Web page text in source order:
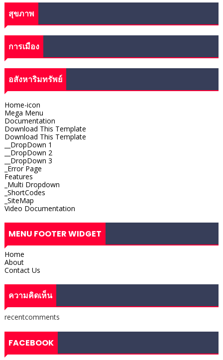
สุขภาพ
การเมือง
อสังหาริมทรัพย์
Home-icon
Mega Menu
Documentation
Download This Template
Download This Template
__DropDown 1
__DropDown 2
__DropDown 3
_Error Page
Features
_Multi Dropdown
_ShortCodes
_SiteMap
Video Documentation
MENU FOOTER WIDGET
Home
About
Contact Us
ความคิดเห็น
recentcomments
FACEBOOK